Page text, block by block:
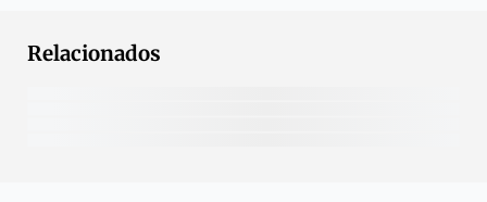
Relacionados